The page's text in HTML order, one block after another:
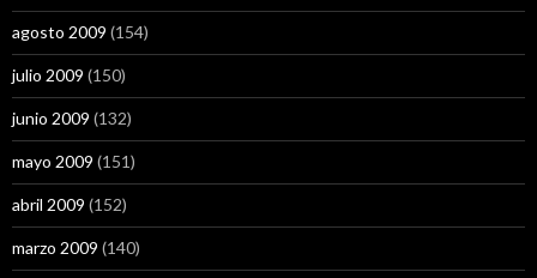
agosto 2009 (154)
julio 2009 (150)
junio 2009 (132)
mayo 2009 (151)
abril 2009 (152)
marzo 2009 (140)